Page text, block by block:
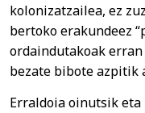
kolonizatzailea, ez
bertoko erakundeez
ordaindutakoak
bezate bibote azpitik
Erraldoia oinutsik